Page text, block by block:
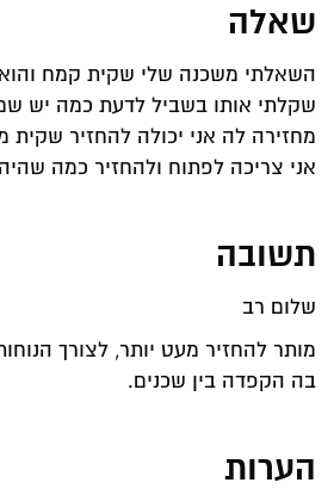
שאלה
השאלתי משכנה שלי שקית קמח
שקלתי אותו בשביל לדעת כמה יש
מחזירה לה אני יכולה להחזיר
אני צריכה לפתוח ולהחזיר כמה
תשובה
שלום רב
מותר להחזיר מעט יותר, לצורך
בה הקפדה בין שכנים.
הערות